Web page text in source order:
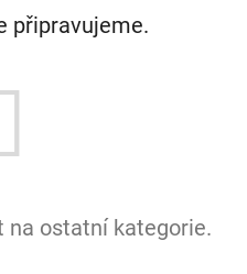
připravujeme.
na ostatní kategorie.